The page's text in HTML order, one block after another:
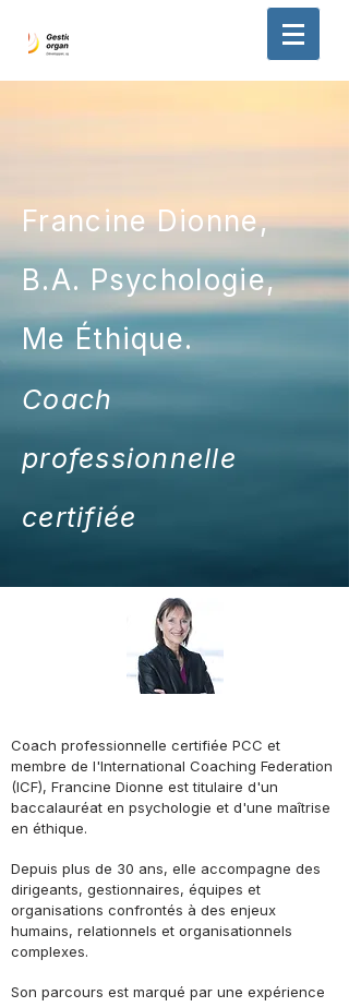
Francine Dionne,
B.A. Psychologie,
Me Éthique.
Coach
professionnelle
certifiée
Coach professionnelle certifiée PCC et
membre de l'International Coaching Federation
(ICF), Francine Dionne est titulaire d'un
baccalauréat en psychologie et d'une maîtrise
en éthique.
Depuis plus de 30 ans, elle accompagne des
dirigeants, gestionnaires, équipes et
organisations confrontés à des enjeux
humains, relationnels et organisationnels
complexes.
Son parcours est marqué par une expérience